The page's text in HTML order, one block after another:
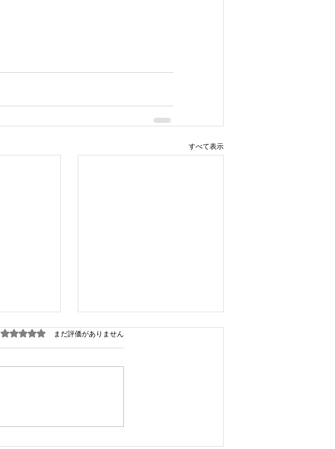
すべて表示
謹んで熊本県の地震災害のお
確保されますとともに、速やかに
5つ星のうち0と評価されています。
まだ評価がありません